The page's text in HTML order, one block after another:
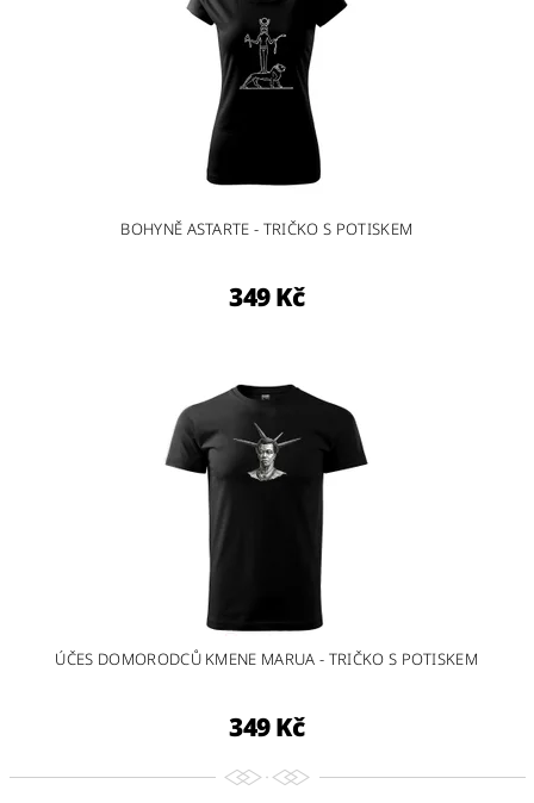
BOHYNĚ ASTARTE - TRIČKO S POTISKEM
349 Kč
ÚČES DOMORODCŮ KMENE MARUA - TRIČKO S POTISKEM
349 Kč